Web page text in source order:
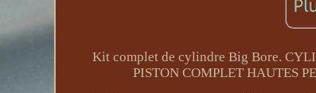
Kit complet de cylindre Big Bore.
PISTON COMPLET HAUTES